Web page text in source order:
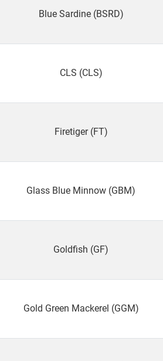
Blue Sardine (BSRD)
CLS (CLS)
Firetiger (FT)
Glass Blue Minnow (GBM)
Goldfish (GF)
Gold Green Mackerel (GGM)